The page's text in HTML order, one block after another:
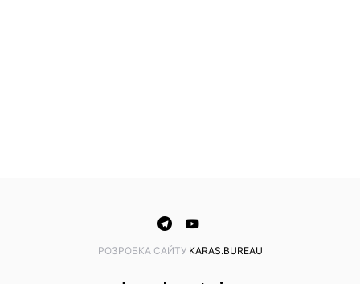
PОЗРОБКА САЙТУ KARAS.BUREAU